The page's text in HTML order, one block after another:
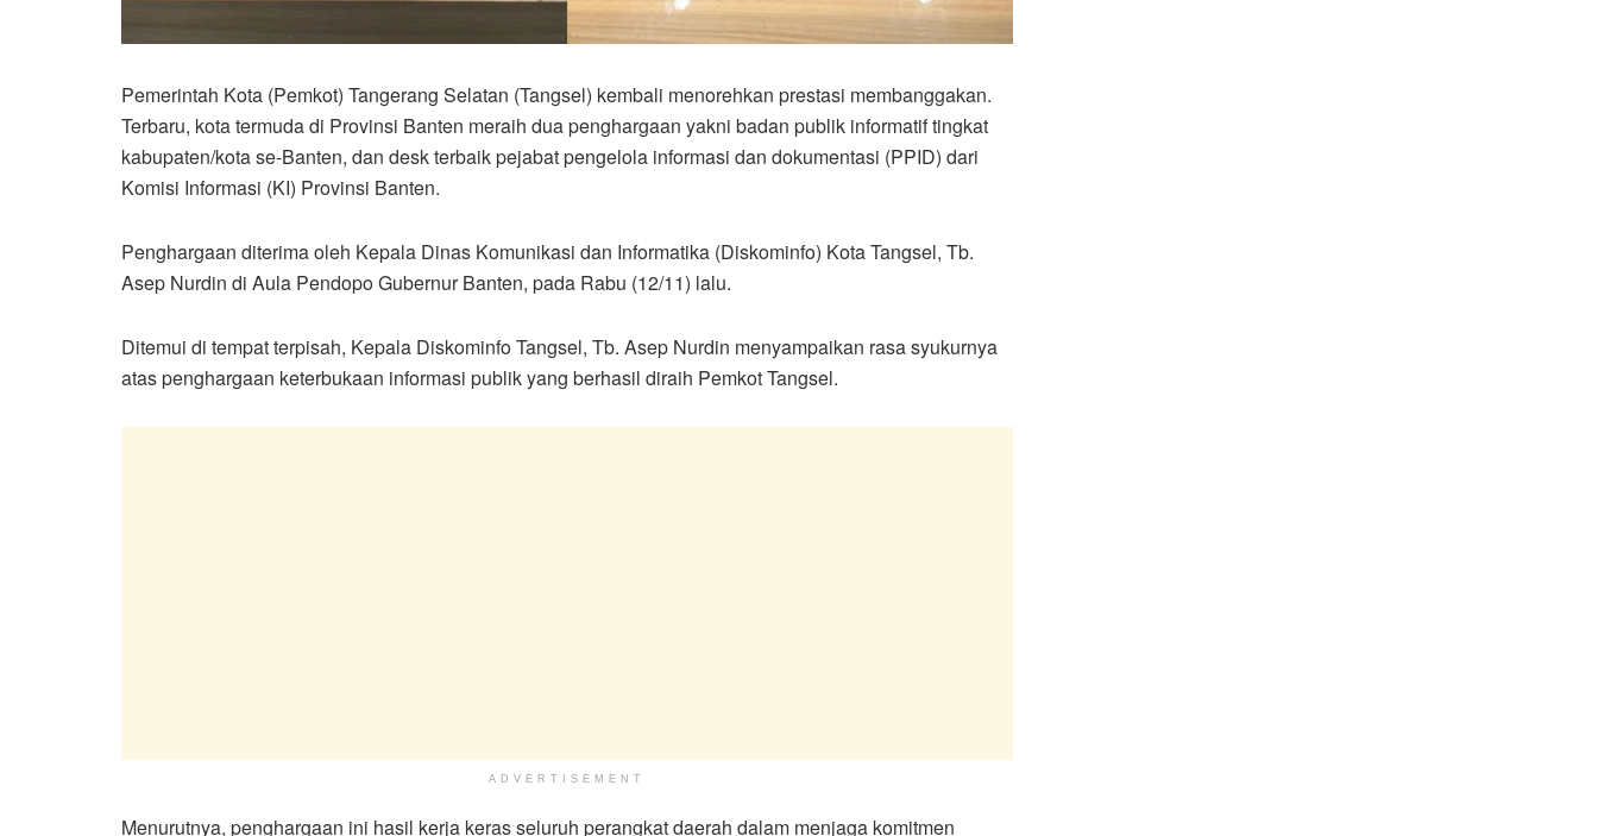
Pemerintah Kota (Pemkot) Tangerang Selatan (Tangsel) kembali menorehkan prestasi membanggakan.
Terbaru, kota termuda di Provinsi Banten meraih dua penghargaan yakni badan publik informatif tingkat
kabupaten/kota se-Banten, dan desk terbaik pejabat pengelola informasi dan dokumentasi (PPID) dari
Komisi Informasi (KI) Provinsi Banten.
Penghargaan diterima oleh Kepala Dinas Komunikasi dan Informatika (Diskominfo) Kota Tangsel, Tb.
Asep Nurdin di Aula Pendopo Gubernur Banten, pada Rabu (12/11) lalu.
Ditemui di tempat terpisah, Kepala Diskominfo Tangsel, Tb. Asep Nurdin menyampaikan rasa syukurnya
atas penghargaan keterbukaan informasi publik yang berhasil diraih Pemkot Tangsel.
ADVERTISEMENT
Menurutnya, penghargaan ini hasil kerja keras seluruh perangkat daerah dalam menjaga komitmen